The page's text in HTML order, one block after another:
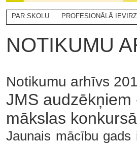
PAR SKOLU
PROFESIONĀLĀ
NOTIKUMU
Notikumu arhīvs
JMS
mākslas
Jaunais mācību